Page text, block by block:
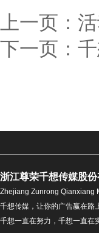
上一页：
下一页：
浙江尊荣千想传媒股份
Zhejiang Zunrong Qianxiang
千想传媒，让你的广告赢在路
千想一直在努力，千想一直在